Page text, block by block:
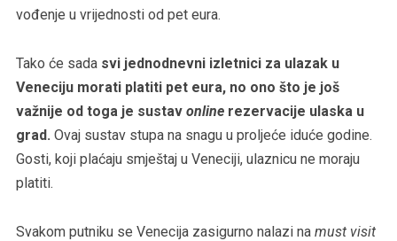
vođenje u vrijednosti od pet eura.
Tako će sada svi jednodnevni izletnici za ulazak u
Veneciju morati platiti pet eura, no ono što je još
važnije od toga je sustav onlinerezervacije ulaska u
grad. Ovaj sustav stupa na snagu u proljeće iduće godine.
Gosti, koji plaćaju smještaj u Veneciji, ulaznicu ne moraju
platiti.
Svakom putniku se Venecija zasigurno nalazi na must visit